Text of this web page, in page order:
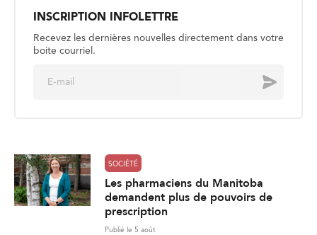
INSCRIPTION INFOLETTRE
Recevez les dernières nouvelles directement dans votre
boite courriel.
Envoyer
SOCIÉTÉ
Les pharmaciens du Manitoba
demandent plus de pouvoirs de
prescription
Publié le 5 août